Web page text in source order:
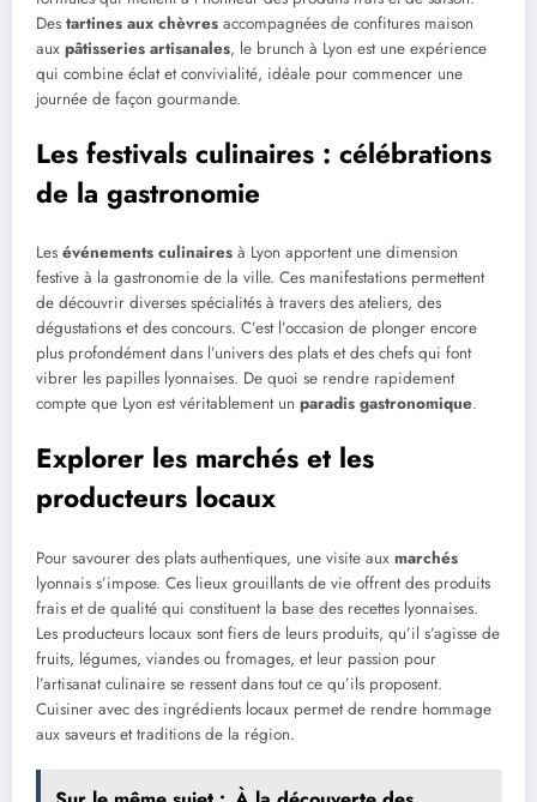
Des tartines aux chèvres accompagnées de confitures maison
aux pâtisseries artisanales, le brunch à Lyon est une expérience
qui combine éclat et convivialité, idéale pour commencer une
journée de façon gourmande.
Les festivals culinaires : célébrations
de la gastronomie
Les événements culinaires à Lyon apportent une dimension
festive à la gastronomie de la ville. Ces manifestations permettent
de découvrir diverses spécialités à travers des ateliers, des
dégustations et des concours. C’est l’occasion de plonger encore
plus profondément dans l’univers des plats et des chefs qui font
vibrer les papilles lyonnaises. De quoi se rendre rapidement
compte que Lyon est véritablement un paradis gastronomique.
Explorer les marchés et les
producteurs locaux
Pour savourer des plats authentiques, une visite aux marchés
lyonnais s’impose. Ces lieux grouillants de vie offrent des produits
frais et de qualité qui constituent la base des recettes lyonnaises.
Les producteurs locaux sont fiers de leurs produits, qu’il s’agisse de
fruits, légumes, viandes ou fromages, et leur passion pour
l’artisanat culinaire se ressent dans tout ce qu’ils proposent.
Cuisiner avec des ingrédients locaux permet de rendre hommage
aux saveurs et traditions de la région.